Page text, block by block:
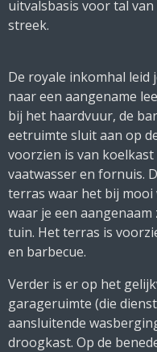
uitvalsbasis voor tal
streek.
De royale inkomhal leid
naar een aangename
bij het haardvuur, de
eetruimte sluit aan op
voorzien is van
vaatwasser en fornuis.
terras waar het bij
waar je een
tuin. Het terras is
en barbecue.
Verder is er op het
garageruimte (die
aansluitende
droogkast. Op de